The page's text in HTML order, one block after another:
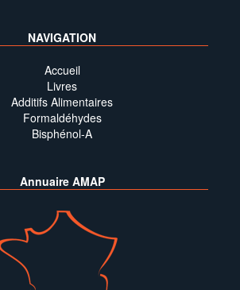
NAVIGATION
Accueil
Livres
Additifs Alimentaires
Formaldéhydes
Bisphénol-A
Annuaire AMAP